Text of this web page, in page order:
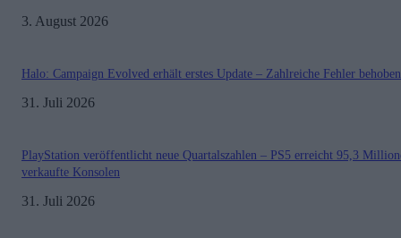
3. August 2026
Halo: Campaign Evolved erhält erstes Update – Zahlreiche Fehler behoben
31. Juli 2026
PlayStation veröffentlicht neue Quartalszahlen – PS5 erreicht 95,3
verkaufte Konsolen
31. Juli 2026